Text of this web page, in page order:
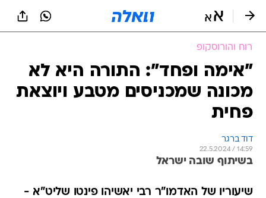
רוח והורוסקופ
"אימה ופחד": התורה היא לא
מכונה שמכניסים מטבע ויוצאת
פחית
דוד ברגר
22.5.2024 / 14:59
בשיתוף שובה ישראל
שיעוריו של האדמו"ר רבי יאשיהו פינטו שליט"א -